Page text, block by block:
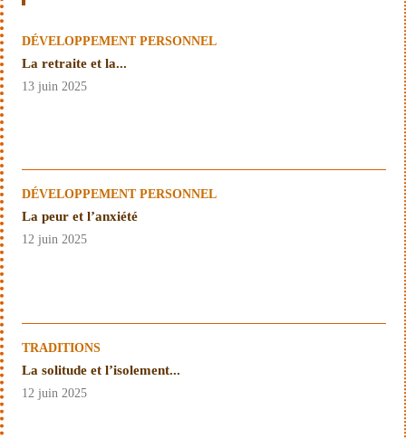
DÉVELOPPEMENT PERSONNEL
La retraite et la...
13 juin 2025
DÉVELOPPEMENT PERSONNEL
La peur et l’anxiété
12 juin 2025
TRADITIONS
La solitude et l’isolement...
12 juin 2025